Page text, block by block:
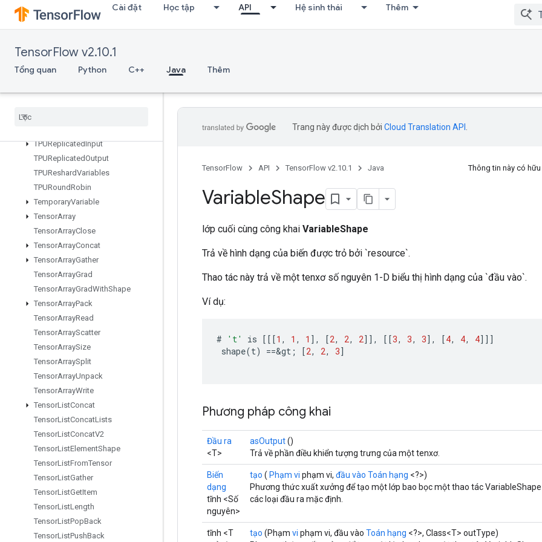
Cài đặt Học tập API Hệ sinh thái Thêm
TensorFlow v2.10.1
Tổng quan Python C++ Java Thêm
TPUEmbeddingActivations
TPUExecute
TPUOrdinalSelector
TPUPartitionedInput
TPUReplicatedInput
TPUReplicatedOutput
TPUReshardVariables
TPURoundRobin
TemporaryVariable
TensorArray
TensorArrayClose
TensorArrayConcat
TensorArrayGather
TensorArrayGrad
TensorArrayGradWithShape
TensorArrayPack
TensorArrayRead
TensorArrayScatter
TensorArraySize
TensorArraySplit
TensorArrayUnpack
TensorArrayWrite
TensorListConcat
TensorListConcatLists
TensorListConcatV2
TensorListElementShape
TensorListFromTensor
TensorListGather
TensorListGetItem
TensorListLength
TensorListPopBack
TensorListPushBack
Trang này được dịch bởi Cloud Translation API
TensorFlow API TensorFlow v2.10.1 Java Thông tin này có
VariableShape
lớp cuối cùng công khai VariableShape
Trả về hình dạng của biến được trỏ bởi `resource`.
Thao tác này trả về một tenxơ số nguyên 1-D biểu thị hình dạng của `đầu vào`.
Ví dụ:
# 't' is [[[1 , 1 , 1 ] , [2, 2, 2]] , [[3, 3, 3] , [4, 4, 4]]]
shape(t) ==&gt ; [2, 2, 3]
Phương pháp công khai
Đầu ra
<T>
asOutput()
Trả về phần điều khiển tượng trưng của một tenxơ.
Biến
dạng
tĩnh <Số
nguyên>
tạo ( Phạm vi phạm vi, đầu vào Toán hạng <?>)
Phương thức xuất xưởng để tạo một lớp bao bọc một thao tác
các loại đầu ra mặc định.
tĩnh <T
tạo (Phạm vi phạm vi, đầu vào Toán hạng <?>, Class<T> outType)